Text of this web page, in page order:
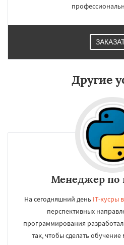
Другие
Менеджер по
На сегодняшний день IT-кусры
перспективных
программирования
так, чтобы сделать